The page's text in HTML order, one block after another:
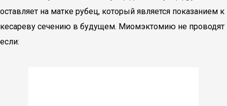
оставляет на матке рубец, который является показанием к
кесареву сечению в будущем. Миомэктомию не проводят
если: